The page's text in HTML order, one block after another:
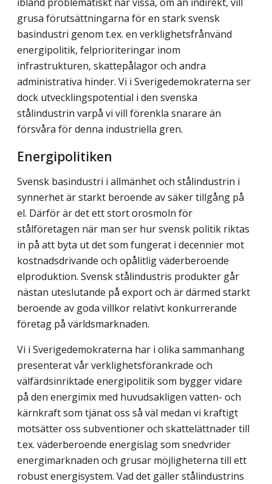
grusa förutsättningarna för en stark svensk
basindustri genom t.ex. en verklighetsfrånvänd
energipolitik, felprioriteringar inom
infrastrukturen, skattepålagor och andra
administrativa hinder. Vi i Sverigedemokraterna ser
dock utvecklingspotential i den svenska
stålindustrin varpå vi vill förenkla snarare än
försvåra för denna industriella gren.
Energipolitiken
Svensk basindustri i allmänhet och stålindustrin i
synnerhet är starkt beroende av säker tillgång på
el. Därför är det ett stort orosmoln för
stålföretagen när man ser hur svensk politik riktas
in på att byta ut det som fungerat i decennier mot
kostnadsdrivande och opålitlig väderberoende
elproduktion. Svensk stålindustris produkter går
nästan uteslutande på export och är därmed starkt
beroende av goda villkor relativt konkurrerande
företag på världsmarknaden.
Vi i Sverigedemokraterna har i olika sammanhang
presenterat vår verklighetsförankrade och
välfärdsinriktade energipolitik som bygger vidare
på den energimix med huvudsakligen vatten- och
kärnkraft som tjänat oss så väl medan vi kraftigt
motsätter oss subventioner och skattelättnader till
t.ex. väderberoende energislag som snedvrider
energimarknaden och grusar möjligheterna till ett
robust energisystem. Vad det gäller stålindustrins